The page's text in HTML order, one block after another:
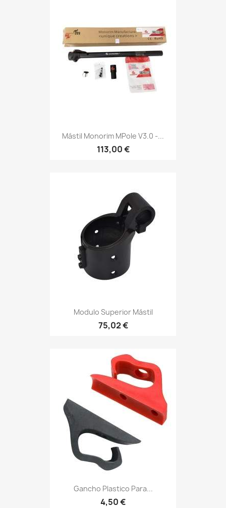
Mástil Monorim MPole V3.0 -...
113,00 €
Modulo Superior Mástil
75,02 €
Gancho Plastico Para...
4,50 €